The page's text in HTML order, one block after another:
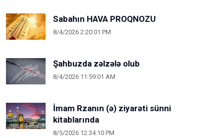
Sabahın HAVA PROQNOZU
8/4/2026 2:20:01 PM
Şahbuzda zəlzələ olub
8/4/2026 11:59:01 AM
İmam Rzanın (ə) ziyarəti sünni
kitablarında
8/5/2026 12:34:10 PM